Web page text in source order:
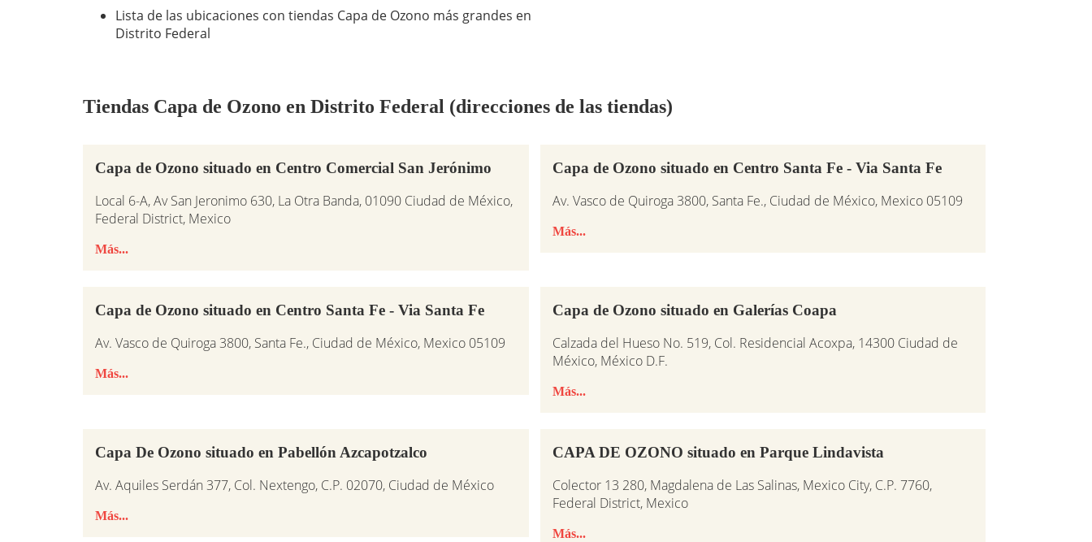
Lista de las ubicaciones con tiendas Capa de Ozono más grandes en
Distrito Federal
Tiendas Capa de Ozono en Distrito Federal (direcciones de las tiendas)
Capa de Ozono situado en Centro Comercial San Jerónimo
Local 6-A, Av San Jeronimo 630, La Otra Banda, 01090 Ciudad de México,
Federal District, Mexico
Más...
Capa de Ozono situado en Centro Santa Fe - Via Santa Fe
Av. Vasco de Quiroga 3800, Santa Fe., Ciudad de México, Mexico 05109
Más...
Capa de Ozono situado en Centro Santa Fe - Via Santa Fe
Av. Vasco de Quiroga 3800, Santa Fe., Ciudad de México, Mexico 05109
Más...
Capa de Ozono situado en Galerías Coapa
Calzada del Hueso No. 519, Col. Residencial Acoxpa, 14300 Ciudad de
México, México D.F.
Más...
Capa De Ozono situado en Pabellón Azcapotzalco
Av. Aquiles Serdán 377, Col. Nextengo, C.P. 02070, Ciudad de México
Más...
CAPA DE OZONO situado en Parque Lindavista
Colector 13 280, Magdalena de Las Salinas, Mexico City, C.P. 7760,
Federal District, Mexico
Más...